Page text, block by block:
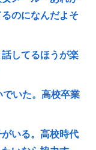
のになんだよそ
してるほうが楽
でいた。高校卒業
いる。高校時代